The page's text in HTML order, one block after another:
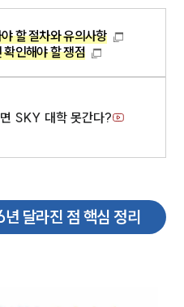
례
무사례
보
야
응팀 업무
할 절차와 유의사항
인해야 할 쟁점
SKY 대학 못간다?
달라진 점 핵심 정리